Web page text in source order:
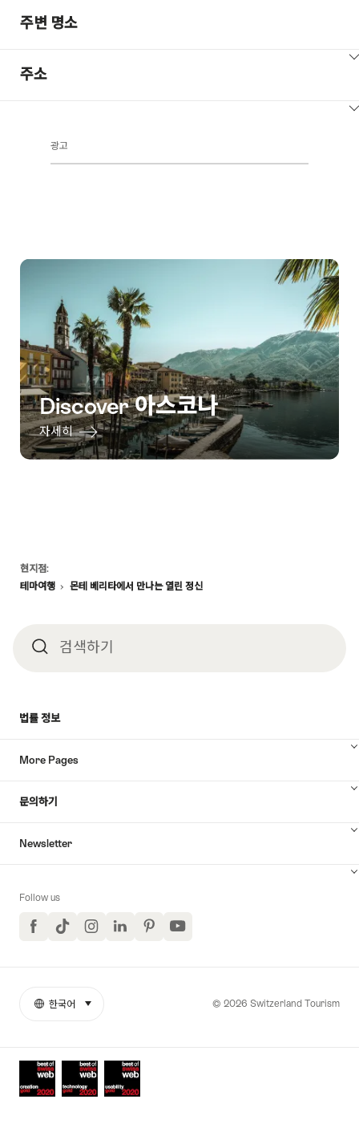
주변 명소
ClickToViewContent
주소
광고
Discover 아스코나
자세히
Footer
현지점:
테마여행
몬테 베리타에서 만나는 열린 정신
검 검색하기
법률 정보
More Pages
문의하기
Newsletter
Follow us
FacebookTikTokInstagramLinkedInPinterestYouTube
Awards
More
© 2026 Switzerland Tourism
한국어 select (click to display)